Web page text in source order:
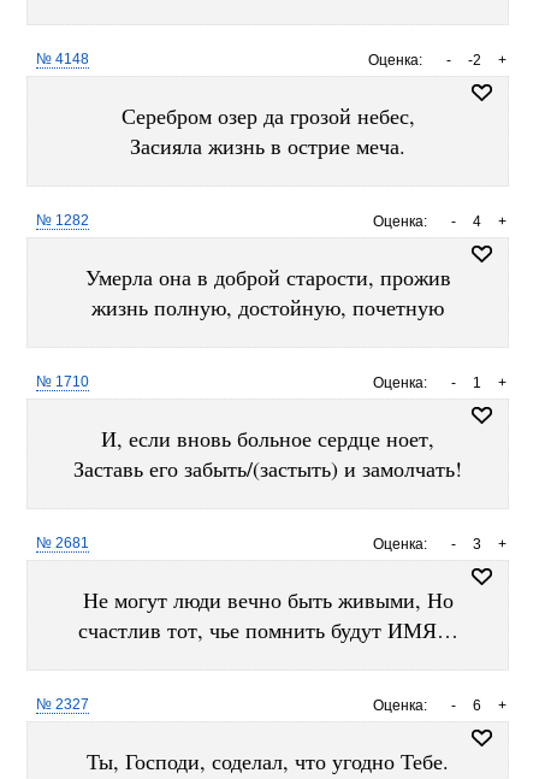
Оценка: +
-2
-
№ 4148
Серебром озер да грозой небес,
Засияла жизнь в острие меча.
Оценка: +
4
-
№ 1282
Умерла она в доброй старости, прожив
жизнь полную, достойную, почетную
Оценка: +
1
-
№ 1710
И, если вновь больное сердце ноет,
Заставь его забыть/(застыть) и замолчать!
Оценка: +
3
-
№ 2681
Не могут люди вечно быть живыми, Но
счастлив тот, чье помнить будут ИМЯ…
Оценка: +
6
-
№ 2327
Ты, Господи, соделал, что угодно Тебе.